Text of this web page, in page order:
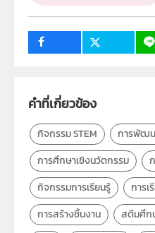
วิชา
กลุ่มเป้าหมาย
ครู, นักเรียน, บุคคลทั่วไป
คำที่เกี่ยวข้อง
กิจกรรม STEM
การพัฒ
การศึกษาเชิงนวัตกรรม
กิจกรรมการเรียนรู้
การเ
การสร้างชิ้นงาน
สตีมศึก